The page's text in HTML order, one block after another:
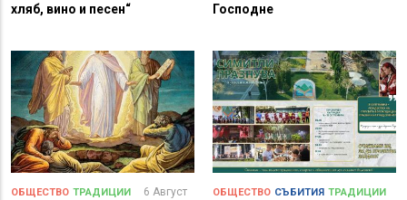
хляб, вино и песен“
Господне
ОБЩЕСТВО ТРАДИЦИИ
6 Август
ОБЩЕСТВО СЪБИТИЯ ТРАДИЦИИ